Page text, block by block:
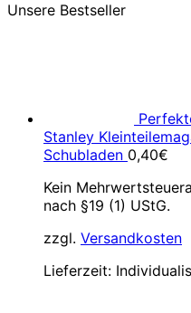
Unsere Bestseller
Stanley
Schubladen 0,40€
Kein
nach §19 (1) UStG.
zzgl. Versandkosten
Lieferzeit: